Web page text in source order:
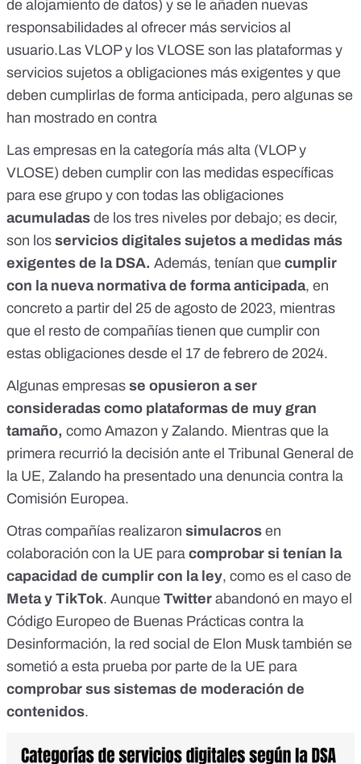
de alojamiento de datos) y se le añaden nuevas
responsabilidades al ofrecer más servicios al
usuario.Las VLOP y los VLOSE son las plataformas y
servicios sujetos a obligaciones más exigentes y que
deben cumplirlas de forma anticipada, pero algunas se
han mostrado en contra
Las empresas en la categoría más alta (VLOP y
VLOSE) deben cumplir con las medidas específicas
para ese grupo y con todas las obligaciones
acumuladas de los tres niveles por debajo; es decir,
son los servicios digitales sujetos a medidas más
exigentes de la DSA. Además, tenían que cumplir
con la nueva normativa de forma anticipada, en
concreto a partir del 25 de agosto de 2023, mientras
que el resto de compañías tienen que cumplir con
estas obligaciones desde el 17 de febrero de 2024.
Algunas empresas se opusieron a ser
consideradas como plataformas de muy gran
tamaño, como Amazon y Zalando. Mientras que la
primera recurrió la decisión ante el Tribunal General de
la UE, Zalando ha presentado una denuncia contra la
Comisión Europea.
Otras compañías realizaron simulacros en
colaboración con la UE para comprobar si tenían la
capacidad de cumplir con la ley, como es el caso de
Metay TikTok. Aunque Twitter abandonó en mayo el
Código Europeo de Buenas Prácticas contra la
Desinformación, la red social de Elon Musk también se
sometió a esta prueba por parte de la UE para
comprobar sus sistemas de moderación de
contenidos.